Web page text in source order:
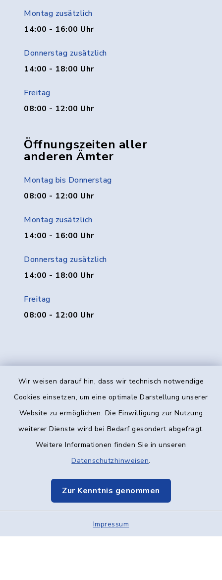
Wir weisen darauf hin, dass wir technisch notwendige
Cookies einsetzen, um eine optimale Darstellung unserer
Website zu ermöglichen. Die Einwilligung zur Nutzung
weiterer Dienste wird bei Bedarf gesondert abgefragt.
Weitere Informationen finden Sie in unseren
Datenschutzhinweisen.
Zur Kenntnis genommen
Impressum
Montag zusätzlich
14:00 - 16:00 Uhr
Donnerstag zusätzlich
14:00 - 18:00 Uhr
Freitag
08:00 - 12:00 Uhr
Öffnungszeiten aller
anderen Ämter
Montag bis Donnerstag
08:00 - 12:00 Uhr
Montag zusätzlich
14:00 - 16:00 Uhr
Donnerstag zusätzlich
14:00 - 18:00 Uhr
Freitag
08:00 - 12:00 Uhr
Kontakt
Datenschutz
Elektronische Kommunikation
Sitemap